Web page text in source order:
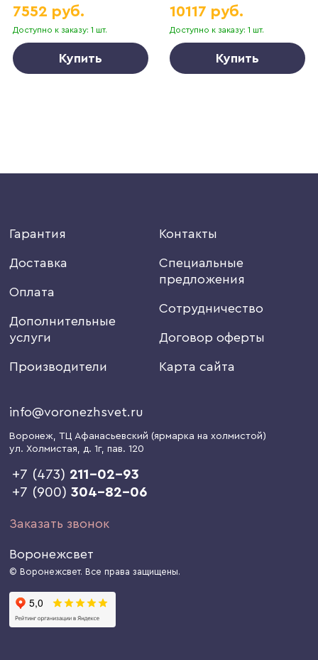
Доступно к заказу: 1 шт.
7552 руб.
Купить
Доступно к заказу: 1 шт.
10117 руб.
Купить
Гарантия
Доставка
Оплата
Дополнительные
услуги
Производители
Контакты
Специальные
предложения
Сотрудничество
Договор оферты
Карта сайта
info@voronezhsvet.ru
Воронеж, ТЦ Афанасьевский (ярмарка на холмистой)
ул. Холмистая, д. 1г, пав. 120
+7 (473) 211-02-93
+7 (900)304-82-06
Заказать звонок
Воронежсвет
© Воронежсвет. Все права защищены.